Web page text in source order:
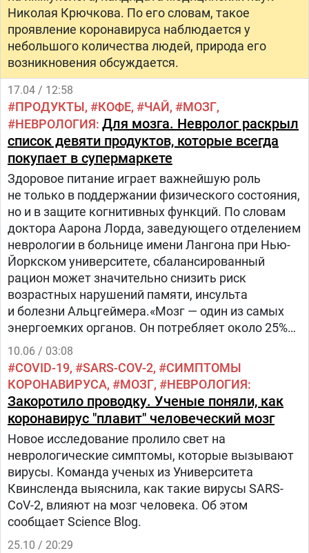
Николая Крючкова. По его словам, такое
проявление коронавируса наблюдается у
небольшого количества людей, природа его
возникновения обсуждается.
17.04 / 12:58
ПРОДУКТЫ КОФЕ ЧАЙ
МОЗГ
НЕВРОЛОГИЯ Для мозга. Невролог раскрыл
список девяти продуктов, которые всегда
покупает в супермаркете
Здоровое питание играет важнейшую роль
не только в поддержании физического состояния,
но и в защите когнитивных функций. По словам
доктора Аарона Лорда, заведующего отделением
неврологии в больнице имени Лангона при Нью-
Йоркском университете, сбалансированный
рацион может значительно снизить риск
возрастных нарушений памяти, инсульта
и болезни Альцгеймера.«Мозг — один из самых
энергоемких органов. Он потребляет около 25%
всей циркулирующей в организме крови.
10.06 / 03:08
COVID-19 SARS-COV-2
СИМПТОМЫ
КОРОНАВИРУСА
МОЗГ НЕВРОЛОГИЯ
Закоротило проводку. Ученые поняли, как
коронавирус "плавит" человеческий мозг
Новое исследование пролило свет на
неврологические симптомы, которые вызывают
вирусы. Команда ученых из Университета
Квинсленда выяснила, как такие вирусы SARS-
CoV-2, влияют на мозг человека. Об этом
сообщает Science Blog.
25.10 / 20:29